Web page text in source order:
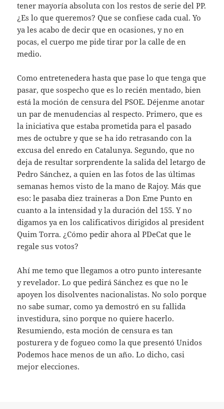
tener mayoría absoluta con los restos de serie del PP.
¿Es lo que queremos? Que se confiese cada cual. Yo
ya les acabo de decir que en ocasiones, y no en
pocas, el cuerpo me pide tirar por la calle de en
medio.
Como entretenedera hasta que pase lo que tenga que
pasar, que sospecho que es lo recién mentado, bien
está la moción de censura del PSOE. Déjenme anotar
un par de menudencias al respecto. Primero, que es
la iniciativa que estaba prometida para el pasado
mes de octubre y que se ha ido retrasando con la
excusa del enredo en Catalunya. Segundo, que no
deja de resultar sorprendente la salida del letargo de
Pedro Sánchez, a quien en las fotos de las últimas
semanas hemos visto de la mano de Rajoy. Más que
eso: le pasaba diez traineras a Don Eme Punto en
cuanto a la intensidad y la duración del 155. Y no
digamos ya en los calificativos dirigidos al president
Quim Torra. ¿Cómo pedir ahora al PDeCat que le
regale sus votos?
Ahí me temo que llegamos a otro punto interesante
y revelador. Lo que pedirá Sánchez es que no le
apoyen los disolventes nacionalistas. No solo porque
no sabe sumar, como ya demostró en su fallida
investidura, sino porque no quiere hacerlo.
Resumiendo, esta moción de censura es tan
posturera y de fogueo como la que presentó Unidos
Podemos hace menos de un año. Lo dicho, casi
mejor elecciones.